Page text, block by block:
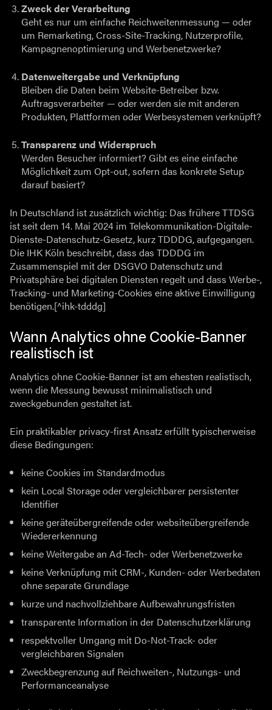
Zweck der Verarbeitung
Geht es nur um einfache Reichweitenmessung — oder
um Remarketing, Cross-Site-Tracking, Nutzerprofile,
Kampagnenoptimierung und Werbenetzwerke?
Datenweitergabe und Verknüpfung
Bleiben die Daten beim Website-Betreiber bzw.
Auftragsverarbeiter — oder werden sie mit anderen
Produkten, Plattformen oder Werbesystemen verknüpft?
Transparenz und Widerspruch
Werden Besucher informiert? Gibt es eine einfache
Möglichkeit zum Opt-out, sofern das konkrete Setup
darauf basiert?
In Deutschland ist zusätzlich wichtig: Das frühere TTDSG
ist seit dem 14. Mai 2024 im Telekommunikation-Digitale-
Dienste-Datenschutz-Gesetz, kurz TDDDG, aufgegangen.
Die IHK Köln beschreibt, dass das TDDDG im
Zusammenspiel mit der DSGVO Datenschutz und
Privatsphäre bei digitalen Diensten regelt und dass Werbe-,
Tracking- und Marketing-Cookies eine aktive Einwilligung
benötigen.[^ihk-tdddg]
Wann Analytics ohne Cookie-Banner
realistisch ist
Analytics ohne Cookie-Banner ist am ehesten realistisch,
wenn die Messung bewusst minimalistisch und
zweckgebunden gestaltet ist.
Ein praktikabler privacy-first Ansatz erfüllt typischerweise
diese Bedingungen:
keine Cookies im Standardmodus
kein Local Storage oder vergleichbarer persistenter
Identifier
keine geräteübergreifende oder websiteübergreifende
Wiedererkennung
keine Weitergabe an Ad-Tech- oder Werbenetzwerke
keine Verknüpfung mit CRM-, Kunden- oder Werbedaten
ohne separate Grundlage
kurze und nachvollziehbare Aufbewahrungsfristen
transparente Information in der Datenschutzerklärung
respektvoller Umgang mit Do-Not-Track- oder
vergleichbaren Signalen
Zweckbegrenzung auf Reichweiten-, Nutzungs- und
Performanceanalyse